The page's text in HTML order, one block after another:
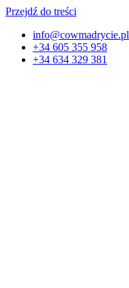
Przejdź do treści
info@cowmadrycie.pl
+34 605 355 958
+34 634 329 381​